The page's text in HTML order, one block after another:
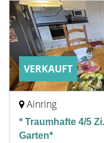
VERKAUFT
Ainring
* Traumhafte 4/5
Garten*